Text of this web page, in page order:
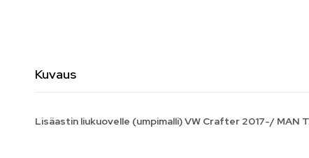
Kuvaus
Lisäastin liukuovelle (umpimalli) VW Crafter 2017-/ MAN